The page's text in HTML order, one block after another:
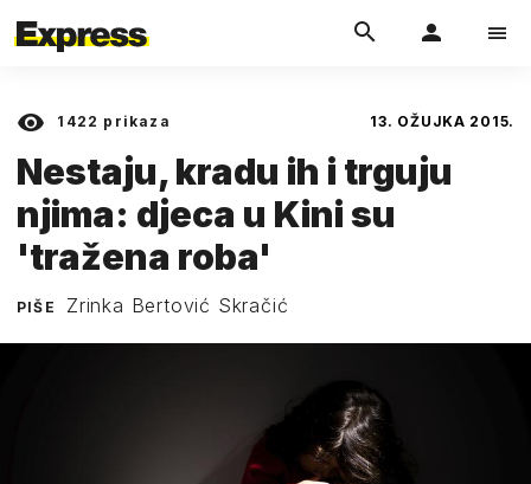
1422 prikaza 13. OŽUJKA 2015.
Nestaju, kradu ih i trguju
njima: djeca u Kini su
'tražena roba'
PIŠE Zrinka Bertović Skračić